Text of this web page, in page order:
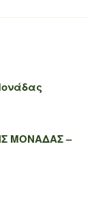
ΜΟΝΑΔΑΣ –